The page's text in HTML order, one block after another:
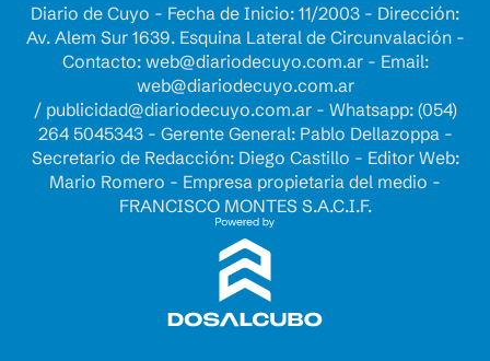
Diario de Cuyo - Fecha de Inicio: 11/2003 - Dirección:
Av. Alem Sur 1639. Esquina Lateral de Circunvalación -
Contacto: web@diariodecuyo.com.ar- Email:
web@diariodecuyo.com.ar
/ publicidad@diariodecuyo.com.ar- Whatsapp: (054)
264 5045343 - Gerente General: Pablo Dellazoppa -
Secretario de Redacción: Diego Castillo - Editor Web:
Mario Romero - Empresa propietaria del medio -
FRANCISCO MONTES S.A.C.I.F.